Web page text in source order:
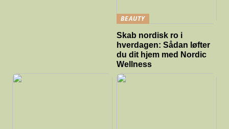
BEAUTY
Skab nordisk ro i
hverdagen: Sådan løfter
du dit hjem med Nordic
Wellness